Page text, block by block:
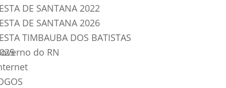
DE SANTANA 2022
DE SANTANA 2026
TIMBAUBA DOS BATISTAS
do RN